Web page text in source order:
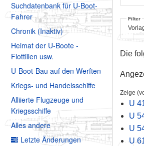
Suchdatenbank für U-Boot-
Fahrer
Chronik (Inaktiv)
Heimat der U-Boote -
Flottillen usw.
U-Boot-Bau auf den Werften
Kriegs- und Handelsschiffe
Alliierte Flugzeuge und
Kriegsschiffe
Alles andere
Letzte Änderungen
Filter
Die
Zeige
U
U
U
U